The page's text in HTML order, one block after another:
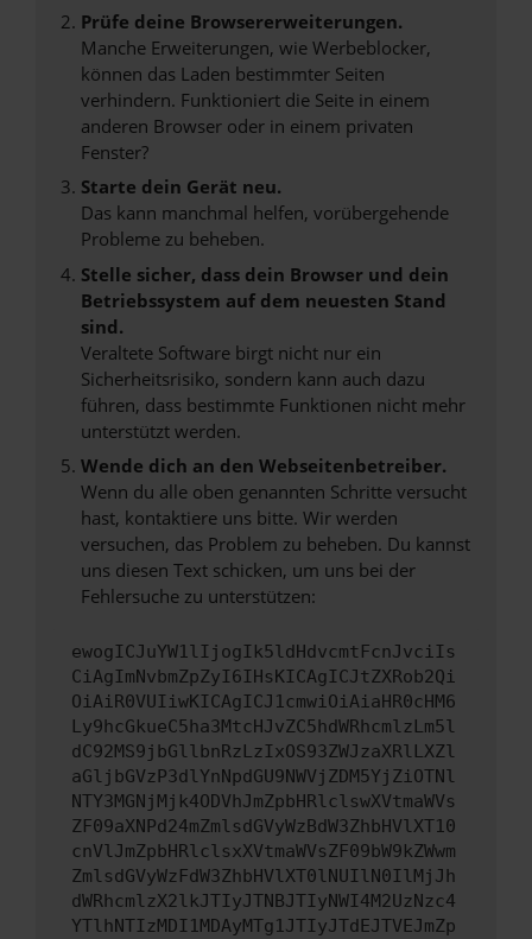
Prüfe deine Browsererweiterungen.
Manche Erweiterungen, wie Werbeblocker,
können das Laden bestimmter Seiten
verhindern. Funktioniert die Seite in einem
anderen Browser oder in einem privaten
Fenster?
Starte dein Gerät neu.
Das kann manchmal helfen, vorübergehende
Probleme zu beheben.
Stelle sicher, dass dein Browser und dein
Betriebssystem auf dem neuesten Stand
sind.
Veraltete Software birgt nicht nur ein
Sicherheitsrisiko, sondern kann auch dazu
führen, dass bestimmte Funktionen nicht mehr
unterstützt werden.
Wende dich an den Webseitenbetreiber.
Wenn du alle oben genannten Schritte versucht
hast, kontaktiere uns bitte. Wir werden
versuchen, das Problem zu beheben. Du kannst
uns diesen Text schicken, um uns bei der
Fehlersuche zu unterstützen:
ewogICJuYW1lIjogIk5ldHdvcmtFcnJvciIs
CiAgImNvbmZpZyI6IHsKICAgICJtZXRob2Qi
OiAiR0VUIiwKICAgICJ1cmwiOiAiaHR0cHM6
Ly9hcGkueC5ha3MtcHJvZC5hdWRhcmlzLm5l
dC92MS9jbGllbnRzLzIxOS93ZWJzaXRlLXZl
aGljbGVzP3dlYnNpdGU9NWVjZDM5YjZiOTNl
NTY3MGNjMjk4ODVhJmZpbHRlclswXVtmaWVs
ZF09aXNPd24mZmlsdGVyWzBdW3ZhbHVlXT10
cnVlJmZpbHRlclsxXVtmaWVsZF09bW9kZWwm
ZmlsdGVyWzFdW3ZhbHVlXT0lNUIlN0IlMjJh
dWRhcmlzX2lkJTIyJTNBJTIyNWI4M2UzNzc4
YTlhNTIzMDI1MDAyMTg1JTIyJTdEJTVEJmZp